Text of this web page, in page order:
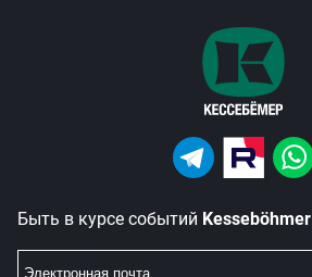
Быть в курсе событий Kesseböhmer